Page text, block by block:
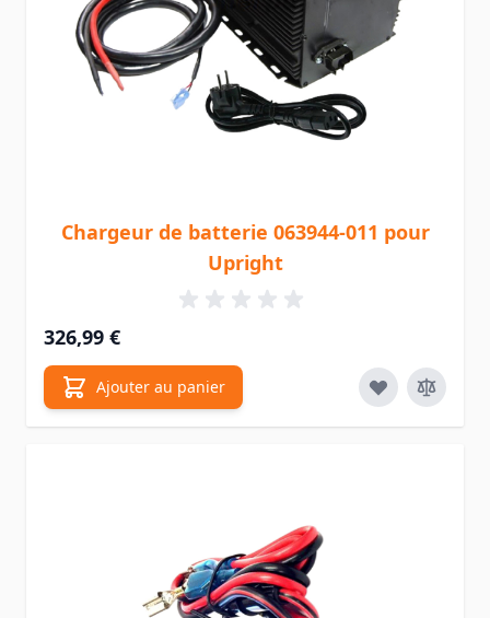
Chargeur de batterie 063944-011 pour
Upright
326,99 €
Ajouter au panier